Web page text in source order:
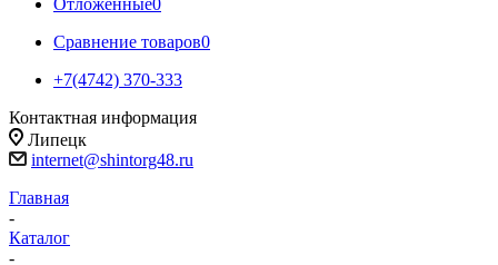
Отложенные0
Сравнение товаров0
+7(4742) 370-333
Контактная информация
Липецк
internet@shintorg48.ru
Главная
-
Каталог
-